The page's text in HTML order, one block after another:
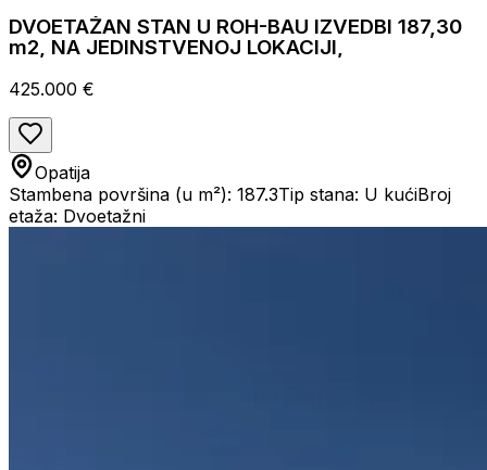
DVOETAŽAN STAN U ROH-BAU IZVEDBI 187,30
m2, NA JEDINSTVENOJ LOKACIJI,
425.000 €
Opatija
Stambena površina (u m²): 187.3Tip stana: U kućiBroj
etaža: Dvoetažni